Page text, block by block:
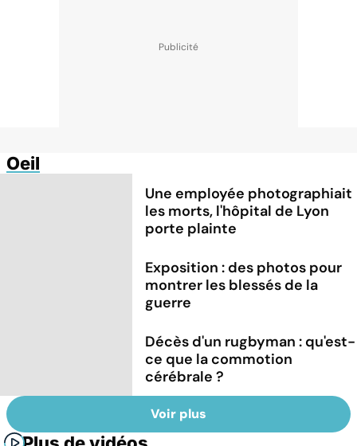
Oeil
Une employée photographiait
les morts, l'hôpital de Lyon
porte plainte
Exposition : des photos pour
montrer les blessés de la
guerre
Décès d'un rugbyman : qu'est-
ce que la commotion
cérébrale ?
Voir plus